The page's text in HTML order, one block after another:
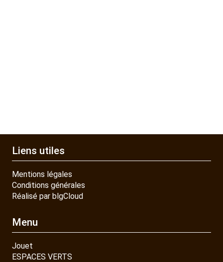
Liens utiles
Mentions légales
Conditions générales
Réalisé par blgCloud
Menu
Jouet
ESPACES VERTS